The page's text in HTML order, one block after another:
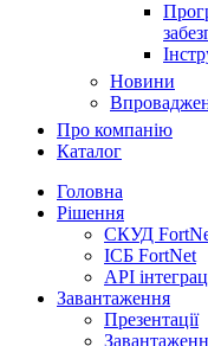
Новини
Про компанію
Каталог
Головна
Рішення
СКУД
ІСБ FortNet
API
Завантаження
Презентації